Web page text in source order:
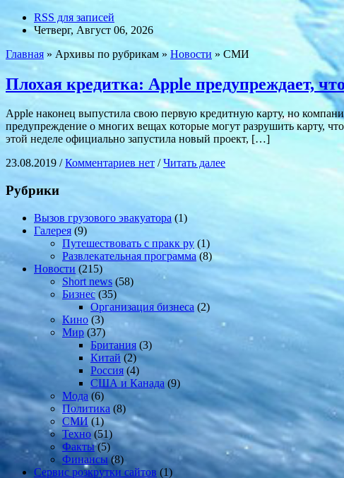
RSS для записей
Четверг, Август 06, 2026
Главная » Архивы по рубрикам »Новости » СМИ
Плохая кредитка: Apple предупреждает,
Apple наконец выпустила свою первую кредитную карту, но
предупреждение о многих вещах которые могут разрушить карту,
этой неделе официально запустила новый проект, […]
23.08.2019 /Комментариев нет /Читать далее
Рубрики
Вызов грузового эвакуатора (1)
Галерея (9)
Путешествовать с пракк ру (1)
Развлекательная программа(8)
Новости (215)
Short news (58)
Бизнес (35)
Организация бизнеса (2)
Кино (3)
Мир(37)
Британия (3)
Китай (2)
Россия (4)
США и Канада (9)
Мода (6)
Политика (8)
СМИ (1)
Техно(51)
Факты(5)
Финансы(8)
Сервис розкрутки сайтов (1)